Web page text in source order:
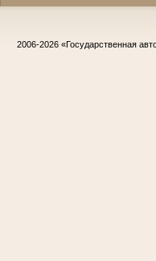
2006-2026 «Государственная